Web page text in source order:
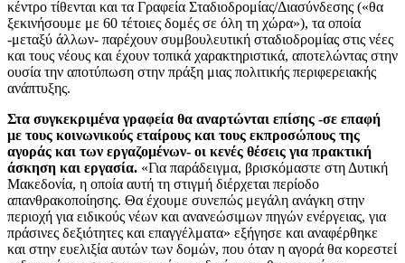
κέντρο τίθενται και τα Γραφεία Σταδιοδρομίας/Διασύνδεσης («θα
ξεκινήσουμε με 60 τέτοιες δομές σε όλη τη χώρα»), τα οποία
-μεταξύ άλλων- παρέχουν συμβουλευτική σταδιοδρομίας στις νέες
και τους νέους και έχουν τοπικά χαρακτηριστικά, αποτελώντας στην
ουσία την αποτύπωση στην πράξη μιας πολιτικής περιφερειακής
ανάπτυξης.
Στα συγκεκριμένα γραφεία θα αναρτώνται επίσης -σε επαφή
με τους κοινωνικούς εταίρους και τους εκπροσώπους της
αγοράς και των εργαζομένων- οι κενές θέσεις για πρακτική
άσκηση και εργασία. «Για παράδειγμα, βρισκόμαστε στη Δυτική
Μακεδονία, η οποία αυτή τη στιγμή διέρχεται περίοδο
απανθρακοποίησης. Θα έχουμε συνεπώς μεγάλη ανάγκη στην
περιοχή για ειδικούς νέων και ανανεώσιμων πηγών ενέργειας, για
πράσινες δεξιότητες και επαγγέλματα» εξήγησε και αναφέρθηκε
και στην ευελιξία αυτών των δομών, που όταν η αγορά θα κορεστεί